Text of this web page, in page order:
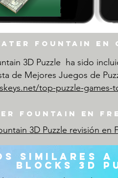
fountain en
3D Puzzle ha sido
de Mejores Juegos de
top-puzzle-
fountain en
3D Puzzle revisión en
similares
blocks 3d